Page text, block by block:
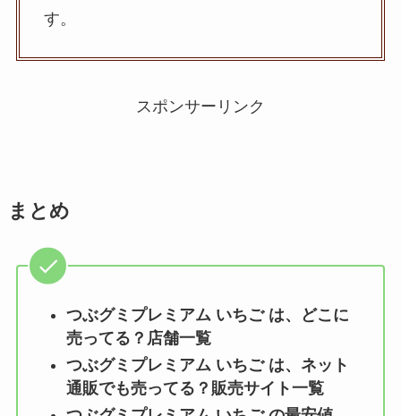
す。
スポンサーリンク
まとめ
つぶグミプレミアム いちご は、どこに
売ってる？店舗一覧
つぶグミプレミアム いちご は、ネット
通販でも売ってる？販売サイト一覧